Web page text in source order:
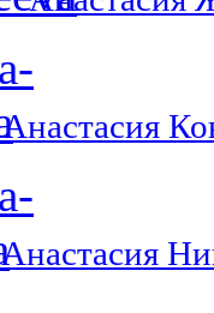
Анастасия
Анастасия